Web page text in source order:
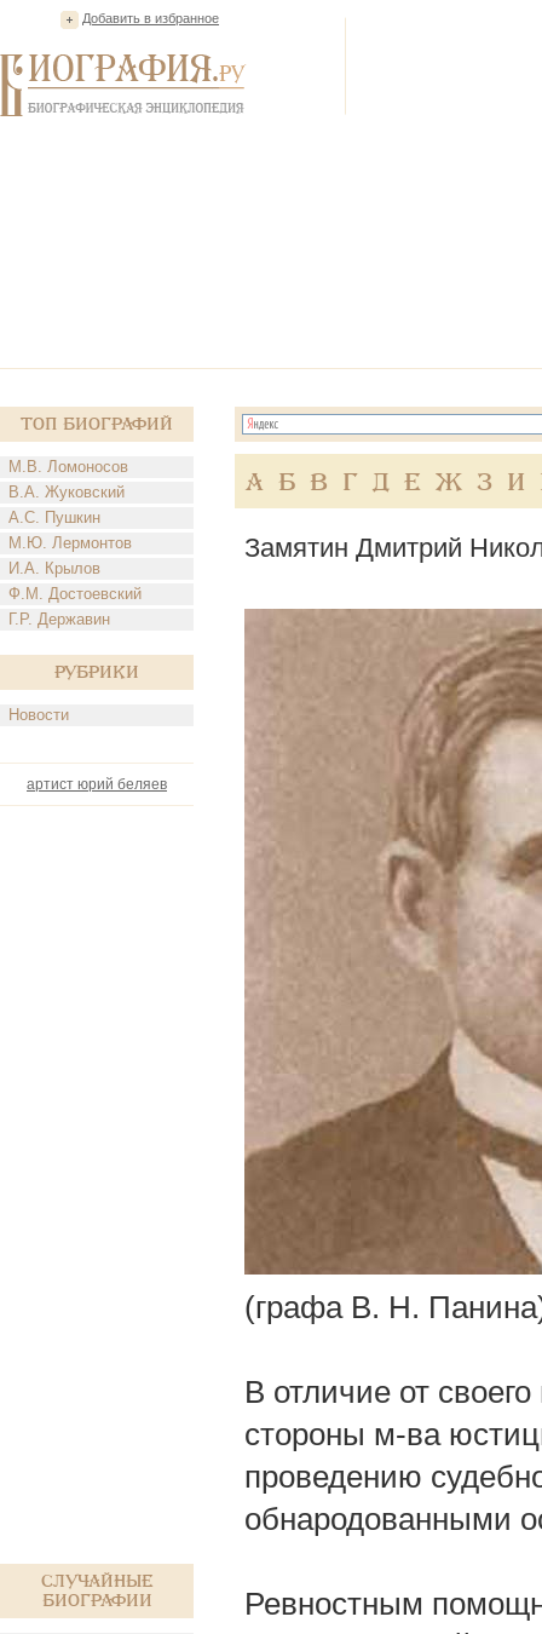
Добавить в избранное
Топ Биографий
М.В. Ломоносов
В.А. Жуковский
А.С. Пушкин
М.Ю. Лермонтов
И.А. Крылов
Ф.М. Достоевский
Г.Р. Державин
Рубрики
Новости
артист юрий беляев
Случайные
биографии
А Б В Г Д Е Ж З И
Замятин Дмитрий
(графа В. Н.
В отличие от
стороны м-ва
проведению
обнародованными
Ревностным